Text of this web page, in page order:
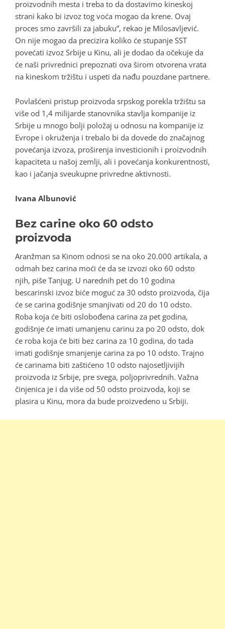
proizvodnih mesta i treba to da dostavimo kineskoj
strani kako bi izvoz tog voća mogao da krene. Ovaj
proces smo završili za jabuku”, rekao je Milosavljević.
On nije mogao da precizira koliko će stupanje SST
povećati izvoz Srbije u Kinu, ali je dodao da očekuje da
će naši privrednici prepoznati ova širom otvorena vrata
na kineskom tržištu i uspeti da nađu pouzdane partnere.
Povlašćeni pristup proizvoda srpskog porekla tržištu sa
više od 1,4 milijarde stanovnika stavlja kompanije iz
Srbije u mnogo bolji položaj u odnosu na kompanije iz
Evrope i okruženja i trebalo bi da dovede do značajnog
povećanja izvoza, proširenja investicionih i proizvodnih
kapaciteta u našoj zemlji, ali i povećanja konkurentnosti,
kao i jačanja sveukupne privredne aktivnosti.
Ivana Albunović
Bez carine oko 60 odsto
proizvoda
Aranžman sa Kinom odnosi se na oko 20.000 artikala, a
odmah bez carina moći će da se izvozi oko 60 odsto
njih, piše Tanjug. U narednih pet do 10 godina
bescarinski izvoz biće moguć za 30 odsto proizvoda, čija
će se carina godišnje smanjivati od 20 do 10 odsto.
Roba koja će biti oslobođena carina za pet godina,
godišnje će imati umanjenu carinu za po 20 odsto, dok
će roba koja će biti bez carina za 10 godina, do tada
imati godišnje smanjenje carina za po 10 odsto. Trajno
će carinama biti zaštićeno 10 odsto najosetljivijih
proizvoda iz Srbije, pre svega, poljoprivrednih. Važna
činjenica je i da više od 50 odsto proizvoda, koji se
plasira u Kinu, mora da bude proizvedeno u Srbiji.